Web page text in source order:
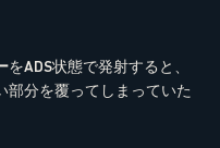
をADS状態で発射すると、
部分を覆ってしまっていた